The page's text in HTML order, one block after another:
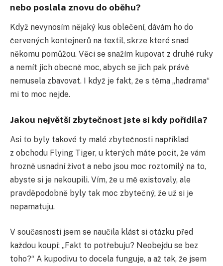
nebo poslala znovu do oběhu?
Když nevynosím nějaký kus oblečení, dávám ho do
červených kontejnerů na textil, skrze které snad
někomu pomůžou. Věci se snažím kupovat z druhé ruky
a nemít jich obecně moc, abych se jich pak právě
nemusela zbavovat. I když je fakt, že s těma „hadrama“
mi to moc nejde.
Jakou největší zbytečnost jste si kdy pořídila?
Asi to byly takové ty malé zbytečnosti například
z obchodu Flying Tiger, u kterých máte pocit, že vám
hrozně usnadní život a nebo jsou moc roztomilý na to,
abyste si je nekoupili. Vím, že u mě existovaly, ale
pravděpodobně byly tak moc zbytečný, že už si je
nepamatuju.
V současnosti jsem se naučila klást si otázku před
každou koupí: „Fakt to potřebuju? Neobejdu se bez
toho?“ A kupodivu to docela funguje, a až tak, že jsem